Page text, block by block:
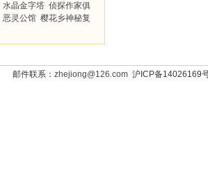
水晶金字塔 侦探作家俱
恶灵公馆 樱花乡神秘复
邮件联系： zhejiong@126.com沪ICP备14026169